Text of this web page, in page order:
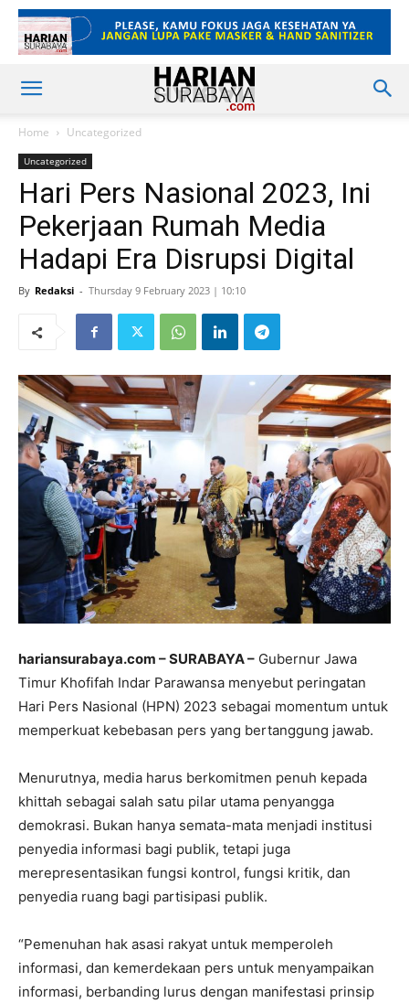
Home Uncategorized
Uncategorized
Hari Pers Nasional 2023, Ini
Pekerjaan Rumah Media
Hadapi Era Disrupsi Digital
By Redaksi - Thursday 9 February 2023 | 10:10
hariansurabaya.com – SURABAYA – Gubernur Jawa
Timur Khofifah Indar Parawansa menyebut peringatan
Hari Pers Nasional (HPN) 2023 sebagai momentum untuk
memperkuat kebebasan pers yang bertanggung jawab.
Menurutnya, media harus berkomitmen penuh kepada
khittah sebagai salah satu pilar utama penyangga
demokrasi. Bukan hanya semata-mata menjadi institusi
penyedia informasi bagi publik, tetapi juga
merepresentasikan fungsi kontrol, fungsi kritik, dan
penyedia ruang bagi partisipasi publik.
“Pemenuhan hak asasi rakyat untuk memperoleh
informasi, dan kemerdekaan pers untuk menyampaikan
informasi, berbanding lurus dengan manifestasi prinsip